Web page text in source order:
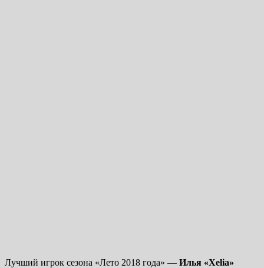
Лучший игрок сезона «Лето 2018 года» — Илья «Xelia»